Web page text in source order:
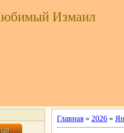
Измаил
Главная » 2026 »